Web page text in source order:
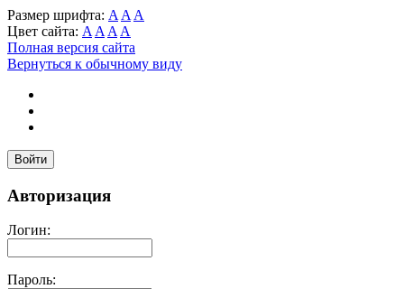
Размер шрифта: A A A
Цвет сайта: A A A A
Полная версия сайта
Вернуться к обычному виду
Войти
Авторизация
Логин:
Пароль: